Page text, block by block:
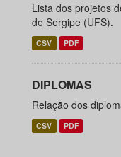
Lista dos projetos
de Sergipe (UFS).
CSV PDF
DIPLOMAS
Relação dos
CSV PDF